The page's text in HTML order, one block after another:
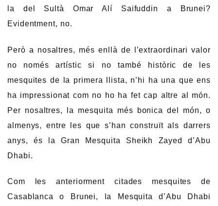
la del Sultà Omar Alí Saifuddin a Brunei?
Evidentment, no.
Però a nosaltres, més enllà de l’extraordinari valor
no només artístic si no també històric de les
mesquites de la primera llista, n’hi ha una que ens
ha impressionat com no ho ha fet cap altre al món.
Per nosaltres, la mesquita més bonica del món, o
almenys, entre les que s’han construït als darrers
anys, és la Gran Mesquita Sheikh Zayed d’Abu
Dhabi.
Com les anteriorment citades mesquites de
Casablanca o Brunei, la Mesquita d’Abu Dhabi